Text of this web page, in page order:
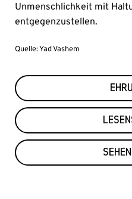
Unmenschlichkeit mit
entgegenzustellen.
Quelle: Yad Vashem